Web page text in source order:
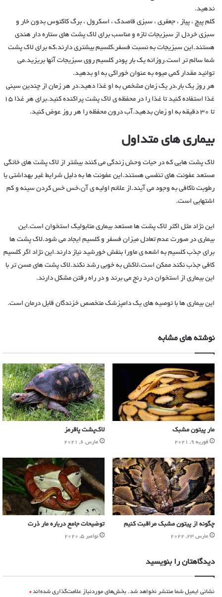
ندهید.
کلم پیچ ، پیاز ، جعفری ، سبزی قاصدک ، اسکرول ، برگ کاکتوس بدون خار و
سبزی خردل از سبزیجات تازه و مناسب برای لاک پشت های ستاره دار هندی
هستند.این سبزیجات به نسبت فسفر،کلسیم بیشتری دارند،که برای لاک پشت
شما سالم تر است.روزانه یک بار پودر کلسیم روی سبزیجات آنها بریزید.می
توانید مقدار کمی میوه به عنوان خوراکی به او بدهید.
هر روز یک بار،در یک زمان مشخص به او غذا دهید.در هر زمان از چندین سینی
غذا استفاده کنید تا غذا را در محفظه ی لاک پشت پراکنده کنید.برای هر غذا ۱۵
تا ۳۰ دقیقه به او زمان بدهید.آب درون محفظه را هر روز عوض کنید.
بیماری های متداول
لاک پشت هایی که در حیات وحش زندگی می کنند بیشتر از لاک پشت های خانگی
مستعد عفونت های تنفسی هستند.این عفونت ها به دلیل شرایط غیر بهداشتی یا
رطوبت ناکافی به وجود می آیند.از علائم اولیه ی آن،خس خس کردن سینه و کم
اشتهایی است.
این نژاد مثل اکثر لاک پشت ها مستعد بیماری متابولیک استخوان است.این
بیماری در صورت عدم تعادل میزان فسفر و کلسیم ایجاد می شود.لاک پشت ها
برای جذب کلسیم به اشعه ی ماورا بنفش خورشید نیاز دارند.این نژاد اگر کلسیم
کافی جذب نکند ممکن است،لاکش به خوبی رشد نکند.لاک پشت های مسن تر با
این بیماری از استخوان درد رنج می برند و در راه رفتن مشکل دارند.
این بیماری ها با توصیه های یک دامپزشک متخصص خزندگان قابل درمان است.
نوشته های مشابه
مار پیتون مشبک
فوریه 9, 2021
لاک‌پشت پاقرمز
مارس 6, 2021
چگونه از پیتون مشبک مراقبت کنیم
مارس 23, 2022
توضیحات جامع درباره مار ذرت
نوامبر 5, 2020
دیدگاهتان را بنویسید
نشانی ایمیل شما منتشر نخواهد شد. بخش‌های موردنیاز علامت‌گذاری شده‌اند*